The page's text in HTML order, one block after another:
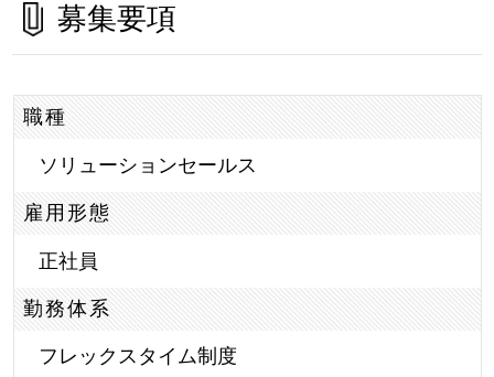
募集要項
職種
ソリューションセールス
雇用形態
正社員
勤務体系
フレックスタイム制度